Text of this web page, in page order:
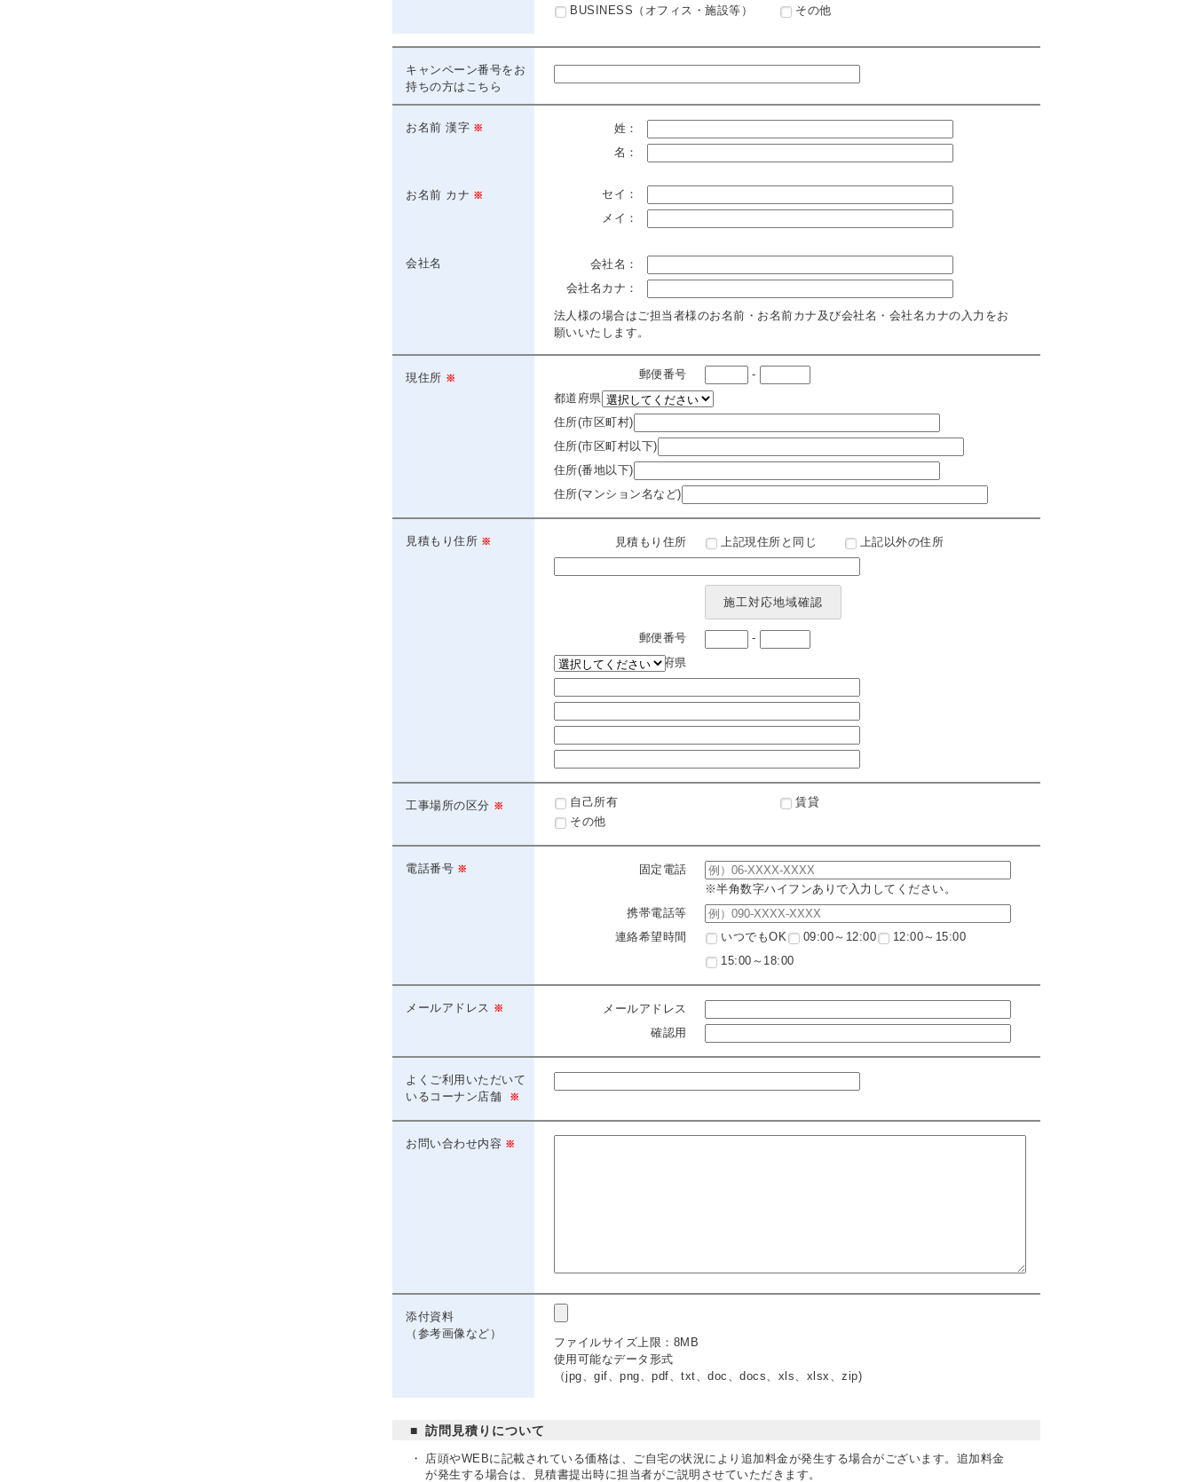
BUSINESS（オフィス・施設等）
その他
キャンペーン番号をお
持ちの方はこちら
お名前 漢字
姓：
名：
お名前 カナ
セイ：
メイ：
会社名
会社名：
会社名カナ：
法人様の場合はご担当者様のお名前・お名前カナ及び会社名・会社名カナの入力をお
願いいたします。
現住所 郵便番号
-
都道府県
住所(市区町村)
住所(市区町村以下)
住所(番地以下)
住所(マンション名など)
見積もり住所 見積もり住所 上記現住所と同じ
上記以外の住所
施工対応地域確認
郵便番号
-
都道府県
工事場所の区分 自己所有
賃貸
その他
電話番号
固定電話
※半角数字ハイフンありで入力してください。
携帯電話等
連絡希望時間
いつでもOK 09:00～12:00
12:00～15:00
15:00～18:00
メールアドレス
メールアドレス
確認用
よくご利用いただいて
いるコーナン店舗
お問い合わせ内容
添付資料
（参考画像など）
ファイルサイズ上限：8MB
使用可能なデータ形式
（jpg、gif、png、pdf、txt、doc、docs、xls、xlsx、zip)
訪問見積りについて
店頭やWEBに記載されている価格は、ご自宅の状況により追加料金が発生する場合がございます。 追加料金
が発生する場合は、見積書提出時に担当者がご説明させていただきます。